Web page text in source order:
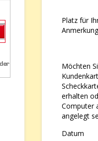
Platz für
Möchten
erhalten
Computer
angelegt
Datum